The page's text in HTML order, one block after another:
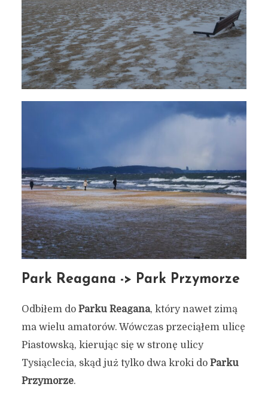
Park Reagana -> Park Przymorze
Odbiłem do Parku Reagana, który nawet zimą
ma wielu amatorów. Wówczas przeciąłem ulicę
Piastowską, kierując się w stronę ulicy
Tysiąclecia, skąd już tylko dwa kroki do Parku
Przymorze.